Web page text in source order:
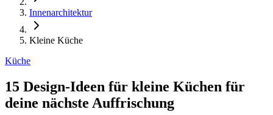
Innenarchitektur
Kleine Küche
Küche
15 Design-Ideen für kleine Küchen für
deine nächste Auffrischung